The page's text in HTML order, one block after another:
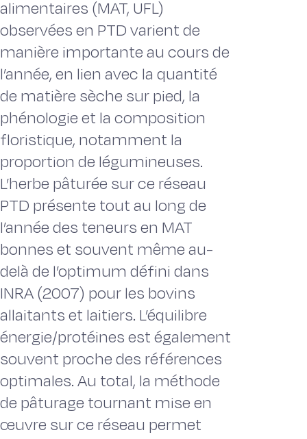
alimentaires (MAT, UFL)
observées en PTD varient de
manière importante au cours de
l’année, en lien avec la quantité
de matière sèche sur pied, la
phénologie et la composition
floristique, notamment la
proportion de légumineuses.
L’herbe pâturée sur ce réseau
PTD présente tout au long de
l’année des teneurs en MAT
bonnes et souvent même au-
delà de l’optimum défini dans
INRA (2007) pour les bovins
allaitants et laitiers. L’équilibre
énergie/protéines est également
souvent proche des références
optimales. Au total, la méthode
de pâturage tournant mise en
œuvre sur ce réseau permet